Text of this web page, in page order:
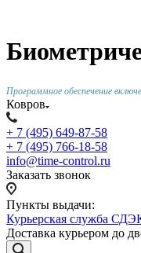
Программное обеспечение
Ковров
+ 7 (495) 649-87-58
+ 7 (495) 766-18-58
info@time-control.ru
Заказать звонок
Пункты выдачи:
Курьерская служба
Доставка курьером до